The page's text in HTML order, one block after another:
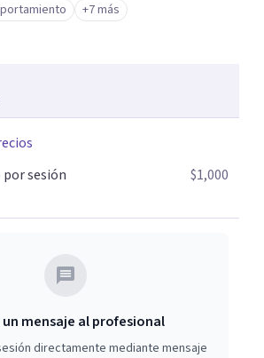
+7 más
sesión
$1,000
un mensaje al profesional
directamente mediante mensaje